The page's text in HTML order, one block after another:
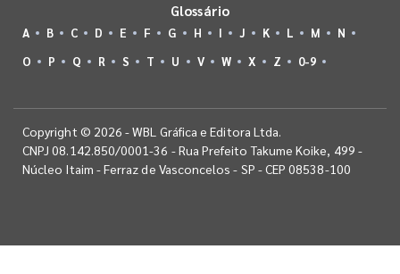
Glossário
A B C D E F G H I J K L M
N
O
P Q R S T U V W X Z 0-9
Copyright © 2026 - WBL Gráfica e Editora Ltda.
CNPJ 08.142.850/0001-36 - Rua Prefeito Takume Koike, 499 -
Núcleo Itaim - Ferraz de Vasconcelos - SP - CEP 08538-100